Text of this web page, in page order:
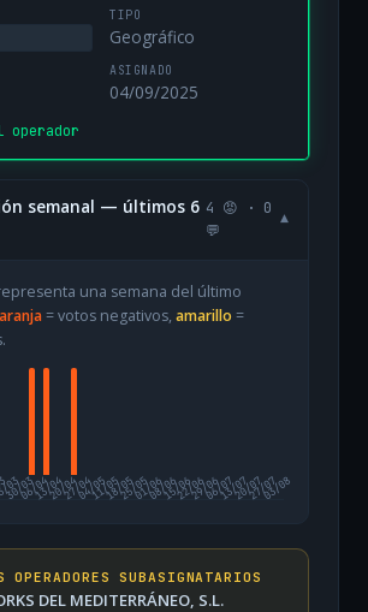
TIPO
Geográfico
ASIGNADO
04/09/2025
operador
semanal — últimos 6 4 😡 · 0
💬
▾
una semana del último
= votos negativos, amarillo =
03
30/0306/0413/0420/0427/0404/0511/0518/0525/0501/0608/0615/0622/0629/0606/0713/0720/0727/07
03/08
SUBASIGNATARIOS
DEL MEDITERRÁNEO, S.L.